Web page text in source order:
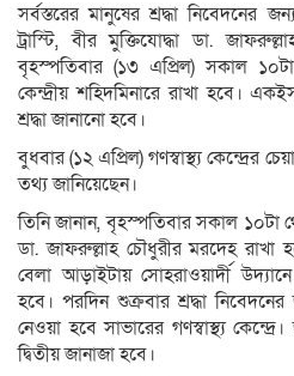
সর্বস্তরের মানুষের শ্রদ্ধা নিবেদনের
ট্রাস্টি, বীর মুক্তিযোদ্ধা ডা.
বৃহস্পতিবার (১৩ এপ্রিল) সকাল
কেন্দ্রীয় শহিদমিনারে রাখা হবে।
শ্রদ্ধা জানানো হবে।
বুধবার (১২ এপ্রিল) গণস্বাস্থ্য কেন্দ্রের
তথ্য জানিয়েছেন।
তিনি জানান, বৃহস্পতিবার সকাল ১০টা
ডা. জাফরুল্লাহ চৌধুরীর মরদেহ রাখা
বেলা আড়াইটায় সোহরাওয়ার্দী
হবে। পরদিন শুক্রবার শ্রদ্ধা
নেওয়া হবে সাভারের গণস্বাস্থ্য
দ্বিতীয় জানাজা হবে।